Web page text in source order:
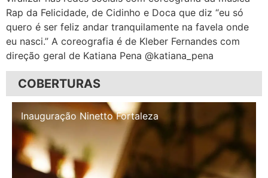
Rap da Felicidade, de Cidinho e Doca que diz “eu só
quero é ser feliz andar tranquilamente na favela onde
eu nasci.” A coreografia é de Kleber Fernandes com
direção geral de Katiana Pena @katiana_pena
COBERTURAS
Inauguração Illa Café